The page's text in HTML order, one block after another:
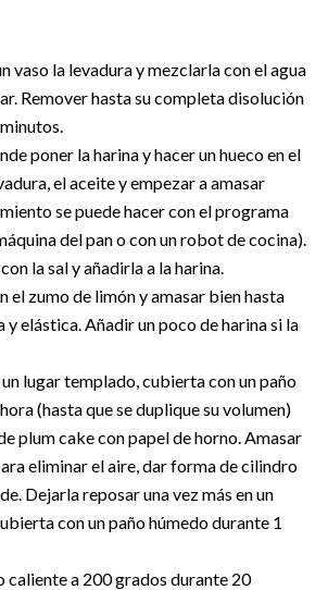
vaso la levadura y mezclarla con el agua
Remover hasta su completa disolución
poner la harina y hacer un hueco en el
el aceite y empezar a amasar
se puede hacer con el programa
del pan o con un robot de cocina).
la sal y añadirla a la harina.
el zumo de limón y amasar bien hasta
y elástica. Añadir un poco de harina si la
lugar templado, cubierta con un paño
(hasta que se duplique su volumen)
plum cake con papel de horno. Amasar
eliminar el aire, dar forma de cilindro
Dejarla reposar una vez más en un
con un paño húmedo durante 1
caliente a 200 grados durante 20